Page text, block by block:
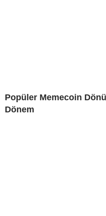
Popüler Memecoin
Dönem